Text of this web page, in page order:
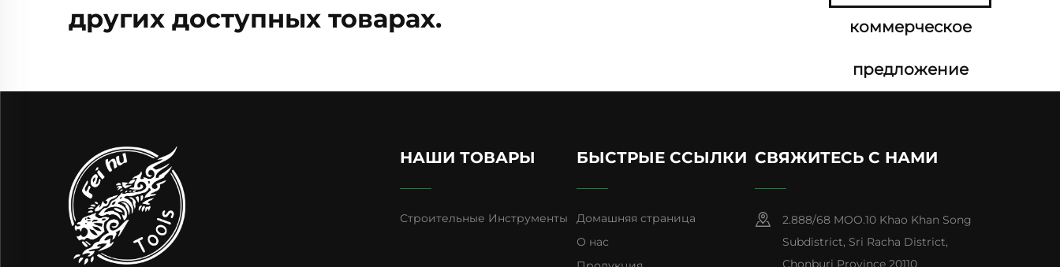
других доступных товарах.
коммерческое
предложение
НАШИ ТОВАРЫ
Строительные Инструменты
БЫСТРЫЕ ССЫЛКИ
Домашняя страница
О нас
СВЯЖИТЕСЬ С НАМИ
2.888/68 MOO.10 Khao Khan Song
Subdistrict, Sri Racha District,
Chonburi Province 20110